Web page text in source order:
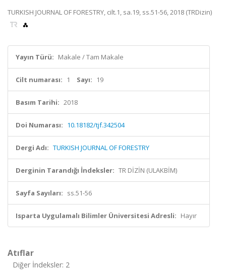
TURKISH JOURNAL OF FORESTRY, cilt.1, sa.19, ss.51-56, 2018 (TRDizin)
Yayın Türü: Makale / Tam Makale
Cilt numarası: 1 Sayı: 19
Basım Tarihi: 2018
Doi Numarası: 10.18182/tjf.342504
Dergi Adı: TURKISH JOURNAL OF FORESTRY
Derginin Tarandığı İndeksler: TR DİZİN (ULAKBİM)
Sayfa Sayıları: ss.51-56
Isparta Uygulamalı Bilimler Üniversitesi Adresli: Hayır
Atıflar
Diğer İndeksler: 2